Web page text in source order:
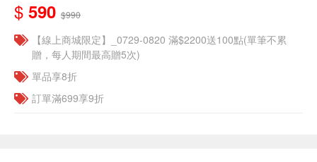
$ 590 $990
【線上商城限定】_0729-0820 滿$2200送100點(單筆不累
贈，每人期間最高贈5次)
單品享8折
訂單滿699享9折